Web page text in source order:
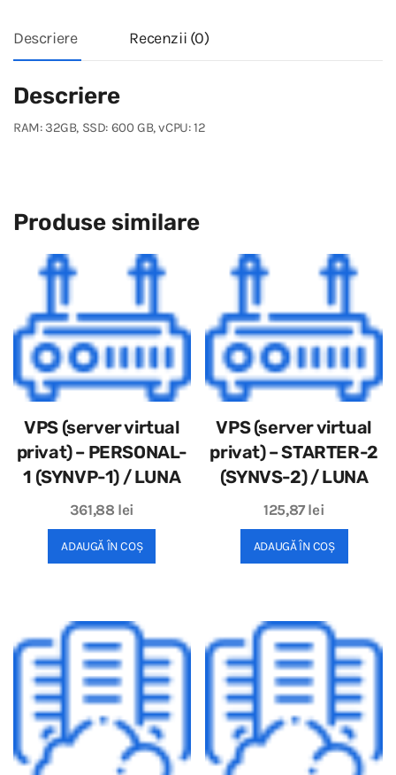
Descriere Recenzii (0)
Descriere
RAM: 32GB, SSD: 600 GB, vCPU: 12
Produse similare
VPS (server virtual
privat) – PERSONAL-
1 (SYNVP-1) / LUNA
361,88 lei
ADAUGĂ ÎN COȘ
VPS (server virtual
privat) – STARTER-2
(SYNVS-2) / LUNA
125,87 lei
ADAUGĂ ÎN COȘ